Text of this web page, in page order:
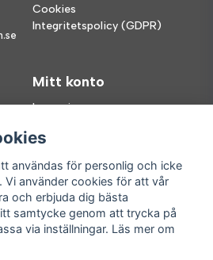
Cookies
Integritetspolicy (GDPR)
Mitt konto
Logga in
Glömt lösenord?
Handla enkelt
användas för personlig och icke
Vi använder cookies för att vår
och erbjuda dig bästa
samtycke genom att trycka på
via inställningar. Läs mer om